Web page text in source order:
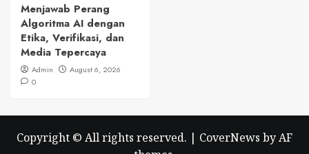
Menjawab Perang
Algoritma AI dengan
Etika, Verifikasi, dan
Media Tepercaya
Admin
August 6, 2026
0
Copyright © All rights reserved. | CoverNews by AF